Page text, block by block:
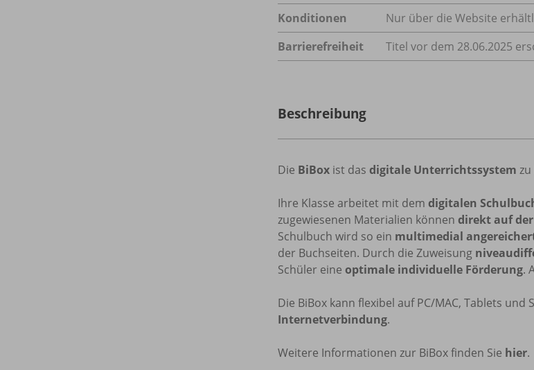
Konditionen
Nur über die Website
Barrierefreiheit
Titel vor dem 28.06.2025
Beschreibung
Die BiBox ist das digitale Unterrichtssystem
Ihre Klasse arbeitet mit dem digitalen
zugewiesenen Materialien können direkt auf
Schulbuch wird so ein multimedial
der Buchseiten. Durch die Zuweisung
Schüler eine optimale individuelle Förderung.
Die BiBox kann flexibel auf PC/MAC, Tablets
Internetverbindung.
Weitere Informationen zur BiBox finden Sie hier.